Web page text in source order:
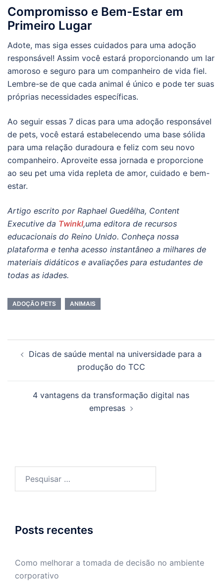
Compromisso e Bem-Estar em
Primeiro Lugar
Adote, mas siga esses cuidados para uma adoção
responsável! Assim você estará proporcionando um lar
amoroso e seguro para um companheiro de vida fiel.
Lembre-se de que cada animal é único e pode ter suas
próprias necessidades específicas.
Ao seguir essas 7 dicas para uma adoção responsável
de pets, você estará estabelecendo uma base sólida
para uma relação duradoura e feliz com seu novo
companheiro. Aproveite essa jornada e proporcione
ao seu pet uma vida repleta de amor, cuidado e bem-
estar.
Artigo escrito por Raphael Guedêlha, Content
Executive da Twinkl,uma editora de recursos
educacionais do Reino Unido. Conheça nossa
plataforma e tenha acesso instantâneo a milhares de
materiais didáticos e avaliações para estudantes de
todas as idades.
ADOÇÃO PETS ANIMAIS
de
Dicas de saúde mental na universidade para a
produção do TCC
4 vantagens da transformação digital nas
empresas
por:
Posts recentes
Como melhorar a tomada de decisão no ambiente
corporativo